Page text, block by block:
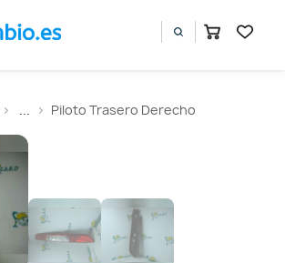
Piloto Trasero Derecho